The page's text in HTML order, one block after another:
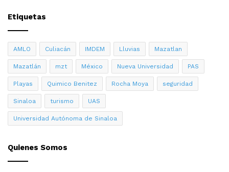
Etiquetas
AMLO Culiacán IMDEM Lluvias Mazatlan
Mazatlán mzt México Nueva Universidad PAS
Playas Quimico Benitez Rocha Moya seguridad
Sinaloa turismo UAS
Universidad Autónoma de Sinaloa
Quienes Somos